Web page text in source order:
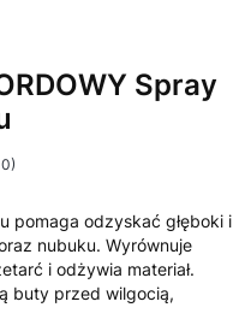
Spray
pomaga odzyskać głęboki i
nubuku. Wyrównuje
i odżywia materiał.
buty przed wilgocią,